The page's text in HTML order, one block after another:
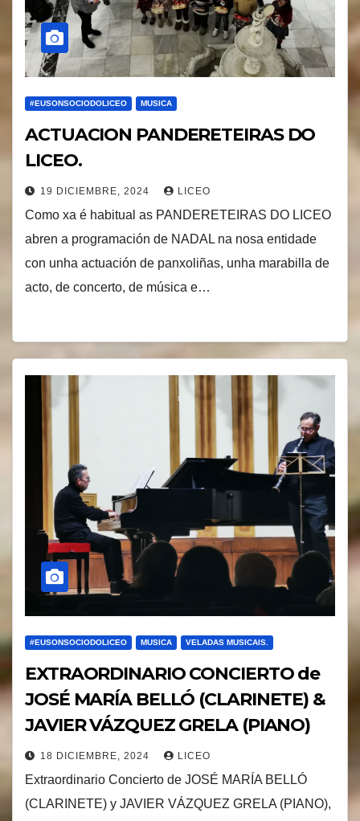
#EUSONSOCIODOLICEO MUSICA
ACTUACION PANDERETEIRAS DO
LICEO.
19 DICIEMBRE, 2024 LICEO
Como xa é habitual as PANDERETEIRAS DO LICEO
abren a programación de NADAL na nosa entidade
con unha actuación de panxoliñas, unha marabilla de
acto, de concerto, de música e…
#EUSONSOCIODOLICEO MUSICA VELADAS MUSICAIS.
EXTRAORDINARIO CONCIERTO de
JOSÉ MARÍA BELLÓ (CLARINETE) &
JAVIER VÁZQUEZ GRELA (PIANO)
18 DICIEMBRE, 2024 LICEO
Extraordinario Concierto de JOSÉ MARÍA BELLÓ
(CLARINETE) y JAVIER VÁZQUEZ GRELA (PIANO),